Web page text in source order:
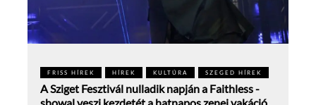
FRISS HÍREK HÍREK KULTÚRA SZEGED HÍREK
A Sziget Fesztivál nulladik napján a Faithless -